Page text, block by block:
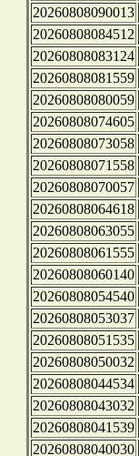
20260808090013
20260808084512
20260808083124
20260808081559
20260808080059
20260808074605
20260808073058
20260808071558
20260808070057
20260808064618
20260808063055
20260808061555
20260808060140
20260808054540
20260808053037
20260808051535
20260808050032
20260808044534
20260808043032
20260808041539
20260808040030